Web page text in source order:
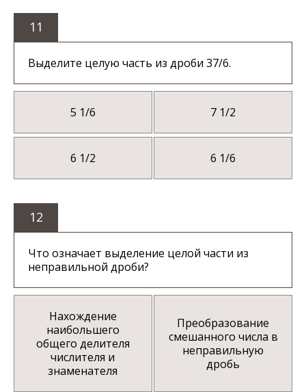
11
Выделите целую часть из дроби 37/6.
5 1/6 7 1/2
6 1/2 6 1/6
12
Что означает выделение целой части из
неправильной дроби?
Нахождение
наибольшего
общего делителя
числителя и
знаменателя
Преобразование
смешанного числа в
неправильную
дробь